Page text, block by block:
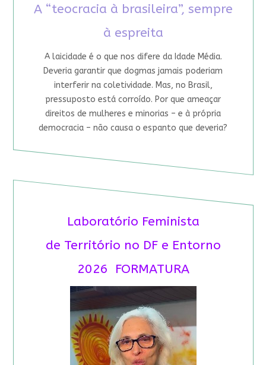
A “teocracia à brasileira”, sempre
à espreita
A laicidade é o que nos difere da Idade Média.
Deveria garantir que dogmas jamais poderiam
interferir na coletividade. Mas, no Brasil,
pressuposto está corroído. Por que ameaçar
direitos de mulheres e minorias – e à própria
democracia – não causa o espanto que deveria?
Laboratório Feminista
de Território no DF e Entorno
2026 FORMATURA